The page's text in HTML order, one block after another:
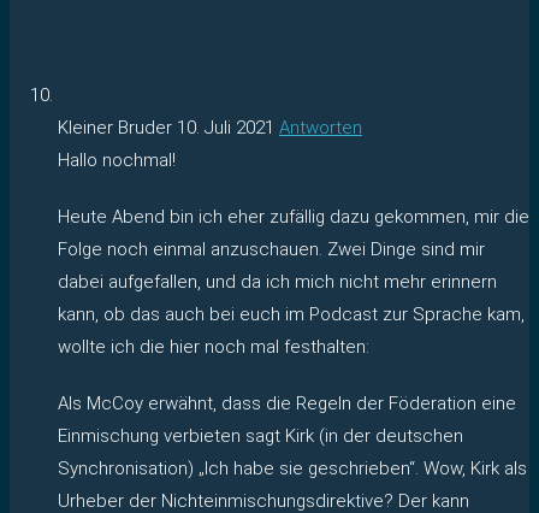
Kleiner Bruder 10. Juli 2021 Antworten
Hallo nochmal!
Heute Abend bin ich eher zufällig dazu gekommen, mir die
Folge noch einmal anzuschauen. Zwei Dinge sind mir
dabei aufgefallen, und da ich mich nicht mehr erinnern
kann, ob das auch bei euch im Podcast zur Sprache kam,
wollte ich die hier noch mal festhalten:
Als McCoy erwähnt, dass die Regeln der Föderation eine
Einmischung verbieten sagt Kirk (in der deutschen
Synchronisation) „Ich habe sie geschrieben“. Wow, Kirk als
Urheber der Nichteinmischungsdirektive? Der kann